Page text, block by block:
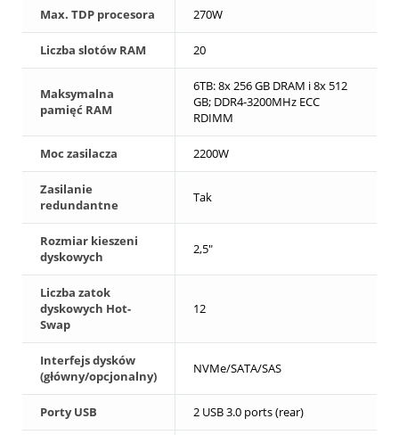
Max. TDP procesora 270W
Liczba slotów RAM 20
Maksymalna
pamięć RAM
6TB: 8x 256 GB DRAM i 8x 512
GB; DDR4-3200MHz ECC
RDIMM
Moc zasilacza 2200W
Zasilanie
redundantne
Tak
Rozmiar kieszeni
dyskowych
2,5"
Liczba zatok
dyskowych Hot-
Swap
12
Interfejs dysków
(główny/opcjonalny)
NVMe/SATA/SAS
Porty USB 2 USB 3.0 ports (rear)